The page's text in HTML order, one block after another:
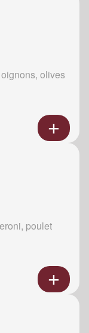
olives
poulet